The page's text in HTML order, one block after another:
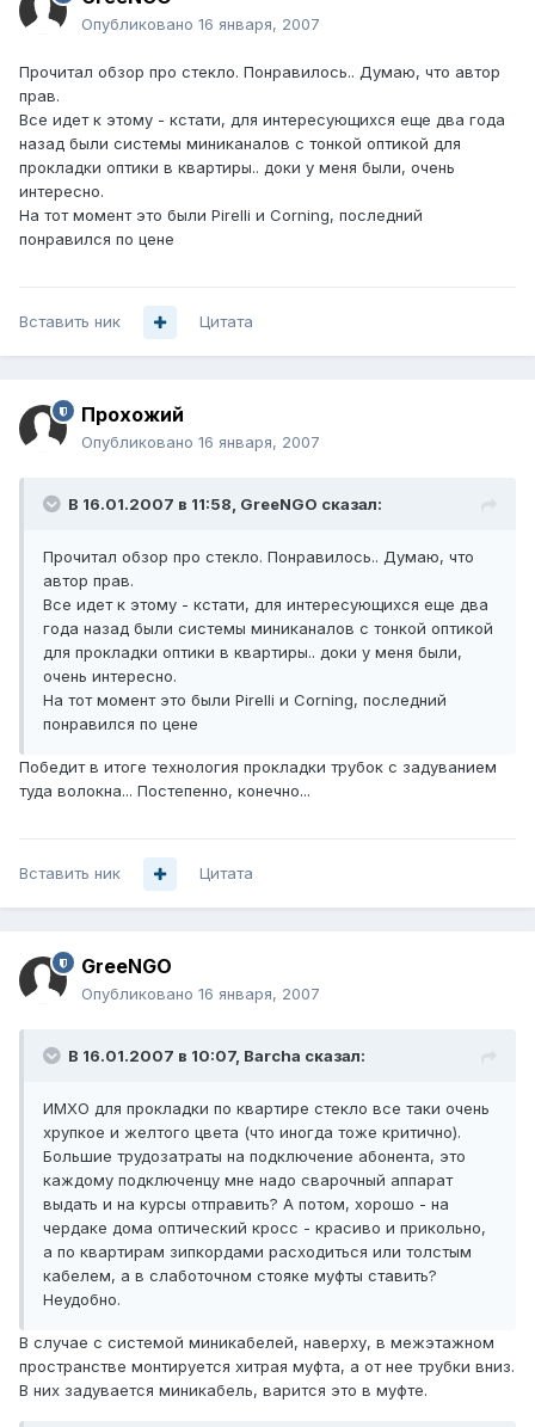
Опубликовано 16 января, 2007
Прочитал обзор про стекло. Понравилось.. Думаю, что автор
прав.
Все идет к этому - кстати, для интересующихся еще два года
назад были системы миниканалов с тонкой оптикой для
прокладки оптики в квартиры.. доки у меня были, очень
интересно.
На тот момент это были Pirelli и Corning, последний
понравился по цене
Вставить ник Цитата
Прохожий
Опубликовано 16 января, 2007
В 16.01.2007 в 11:58, GreeNGO сказал:
Прочитал обзор про стекло. Понравилось.. Думаю, что
автор прав.
Все идет к этому - кстати, для интересующихся еще два
года назад были системы миниканалов с тонкой оптикой
для прокладки оптики в квартиры.. доки у меня были,
очень интересно.
На тот момент это были Pirelli и Corning, последний
понравился по цене
Победит в итоге технология прокладки трубок с задуванием
туда волокна... Постепенно, конечно...
Вставить ник Цитата
GreeNGO
Опубликовано 16 января, 2007
В 16.01.2007 в 10:07, Barcha сказал:
ИМХО для прокладки по квартире стекло все таки очень
хрупкое и желтого цвета (что иногда тоже критично).
Большие трудозатраты на подключение абонента, это
каждому подключенцу мне надо сварочный аппарат
выдать и на курсы отправить? А потом, хорошо - на
чердаке дома оптический кросс - красиво и прикольно,
а по квартирам зипкордами расходиться или толстым
кабелем, а в слаботочном стояке муфты ставить?
Неудобно.
В случае с системой миникабелей, наверху, в межэтажном
пространстве монтируется хитрая муфта, а от нее трубки вниз.
В них задувается миникабель, варится это в муфте.